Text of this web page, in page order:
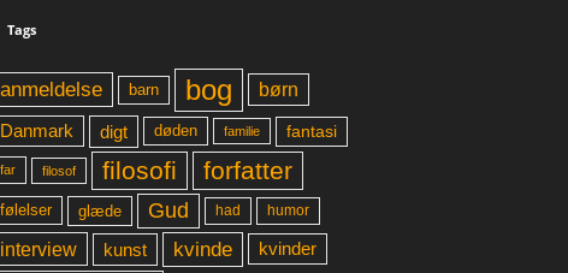
Tags
anmeldelse barn bog børn
Danmark digt døden familie fantasi
far filosof filosofi forfatter
følelser glæde Gud had humor
interview kunst kvinde kvinder